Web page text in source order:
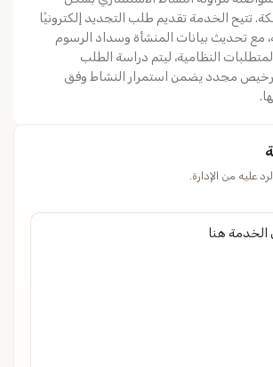
تتيح الخدمة تقديم طلب التجديد إلكترونيًا
مع تحديث بيانات المنشأة وسداد الرسوم
النظامية، ليتم دراسة الطلب
مجدد يضمن استمرار النشاط وفق
عليه من الإدارة.